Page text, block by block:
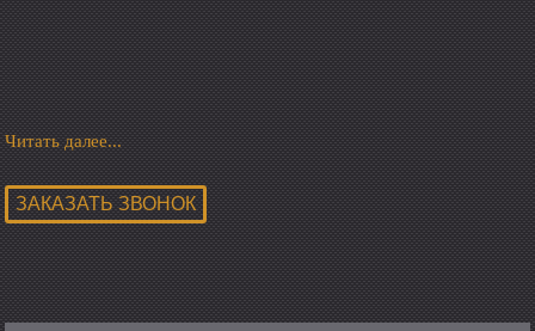
Читать далее...